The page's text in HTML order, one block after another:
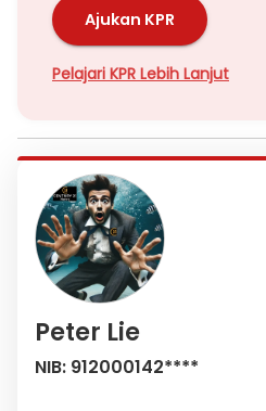
Ajukan KPR
Pelajari KPR Lebih Lanjut
Peter Lie
NIB: 912000142****